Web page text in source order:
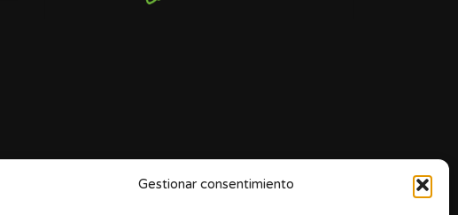
Gestionar consentimiento